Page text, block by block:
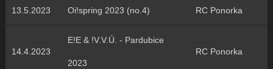
13.5.2023 Oi!spring 2023 (no.4) RC Ponorka
14.4.2023
E!E & !V.V.Ú. - Pardubice
2023
RC Ponorka